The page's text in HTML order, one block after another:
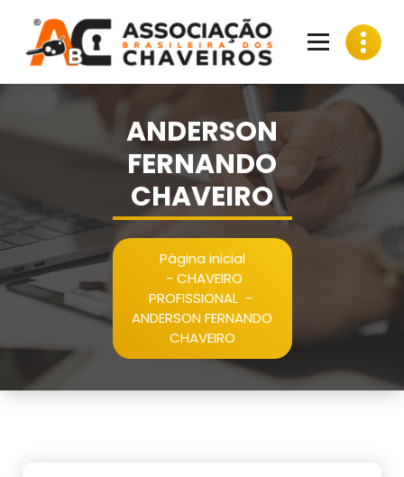
conteúdo
ANDERSON
FERNANDO
CHAVEIRO
Página inicial
- CHAVEIRO
PROFISSIONAL-
ANDERSON FERNANDO
CHAVEIRO